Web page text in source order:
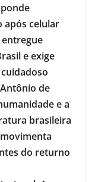
após celular
e exige
de
e a
brasileira
do returno